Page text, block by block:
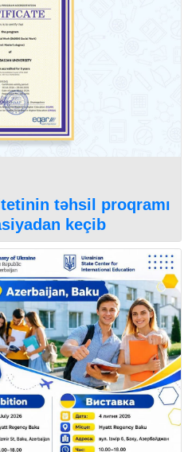
təhsil proqramı
keçib